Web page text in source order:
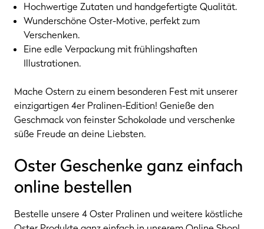
Hochwertige Zutaten und handgefertigte Qualität.
Wunderschöne Oster-Motive, perfekt zum
Verschenken.
Eine edle Verpackung mit frühlingshaften
Illustrationen.
Mache Ostern zu einem besonderen Fest mit unserer
einzigartigen 4er Pralinen-Edition! Genieße den
Geschmack von feinster Schokolade und verschenke
süße Freude an deine Liebsten.
Oster Geschenke ganz einfach
online bestellen
Bestelle unsere 4 Oster Pralinen und weitere köstliche